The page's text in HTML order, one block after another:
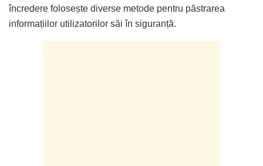
încredere folosește diverse metode pentru păstrarea
informațiilor utilizatorilor săi în siguranță.